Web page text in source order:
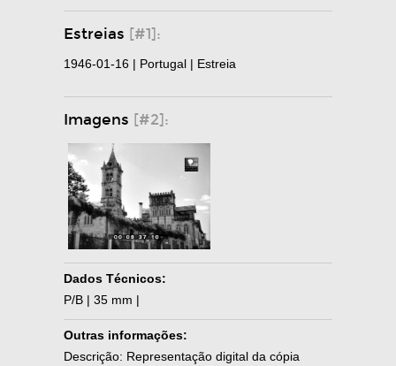
Estreias [#1]:
1946-01-16 | Portugal | Estreia
Imagens [#2]:
Dados Técnicos:
P/B | 35 mm |
Outras informações:
Descrição: Representação digital da cópia